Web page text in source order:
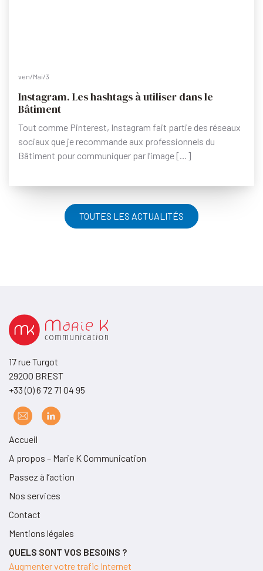
ven/Mai/3
Instagram. Les hashtags à utiliser dans le
Bâtiment
Tout comme Pinterest, Instagram fait partie des réseaux
sociaux que je recommande aux professionnels du
Bâtiment pour communiquer par l’image […]
TOUTES LES ACTUALITÉS
17 rue Turgot
29200 BREST
+33 (0) 6 72 71 04 95
Accueil
A propos – Marie K Communication
Passez à l’action
Nos services
Contact
Mentions légales
QUELS SONT VOS BESOINS ?
Augmenter votre trafic Internet